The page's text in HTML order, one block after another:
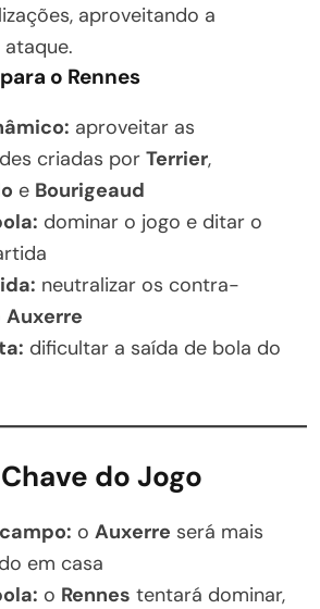
aproveitando a
o Rennes
aproveitar as
criadas por Terrier,
e Bourigeaud
dominar o jogo e ditar o
neutralizar os contra-
Auxerre
dificultar a saída de bola do
do Jogo
o Auxerre será mais
em casa
o Rennes tentará dominar,